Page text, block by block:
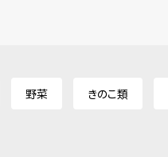
野菜 きのこ類